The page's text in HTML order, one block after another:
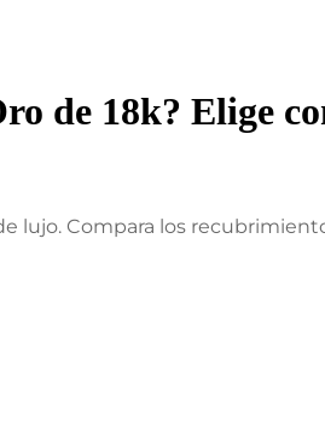
de 18k? Elige
lujo. Compara los